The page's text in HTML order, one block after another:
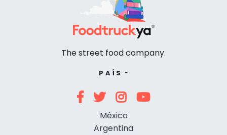
The street food company.
PAÍS
México
Argentina